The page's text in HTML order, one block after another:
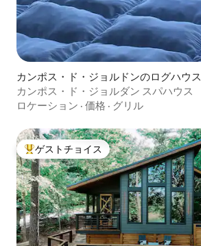
カンポス・ド・ジョルドンのログハウス
カンポス・ド・ジョルダン スパハウス
ロケーション · 価格 · グリル
大好評のゲストチョイスです。
ゲストチョイス